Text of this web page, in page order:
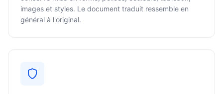
images et styles. Le document traduit ressemble en
général à l'original.